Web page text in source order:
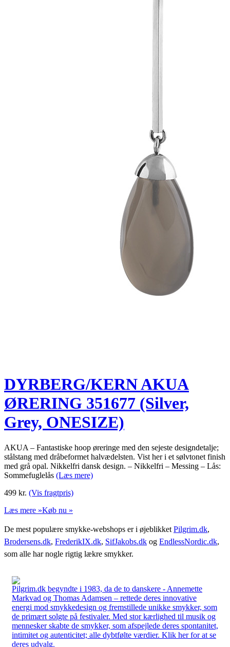
DYRBERG/KERN AKUA
ØRERING 351677 (Silver,
Grey, ONESIZE)
AKUA – Fantastiske hoop øreringe med den sejeste designdetalje;
stålstang med dråbeformet halvædelsten. Vist her i et sølvtonet finish
med grå opal. Nikkelfri dansk design. – Nikkelfri – Messing – Lås:
Sommefuglelås (Læs mere)
499 kr. (Vis fragtpris)
Læs mere »Køb nu »
De mest populære smykke-webshops er i øjeblikket Pilgrim.dk,
Brodersens.dk, FrederikIX.dk, SifJakobs.dk og EndlessNordic.dk,
som alle har nogle rigtig lækre smykker.
Pilgrim.dk begyndte i 1983, da de to danskere - Annemette
Markvad og Thomas Adamsen – rettede deres innovative
energi mod smykkedesign og fremstillede unikke smykker, som
de primært solgte på festivaler. Med stor kærlighed til musik og
mennesker skabte de smykker, som afspejlede deres spontanitet,
intimitet og autenticitet; alle dybtfølte værdier. Klik her for at se
deres udvalg.